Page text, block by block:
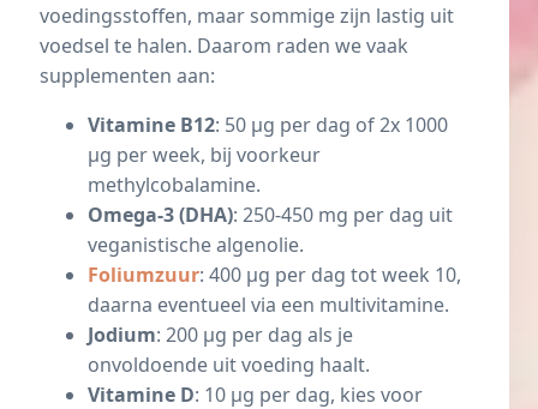
voedingsstoffen, maar sommige zijn lastig uit
voedsel te halen. Daarom raden we vaak
supplementen aan:
Vitamine B12: 50 µg per dag of 2x 1000
µg per week, bij voorkeur
methylcobalamine.
Omega-3 (DHA): 250-450 mg per dag uit
veganistische algenolie.
Foliumzuur: 400 µg per dag tot week 10,
daarna eventueel via een multivitamine.
Jodium: 200 µg per dag als je
onvoldoende uit voeding haalt.
Vitamine D: 10 µg per dag, kies voor